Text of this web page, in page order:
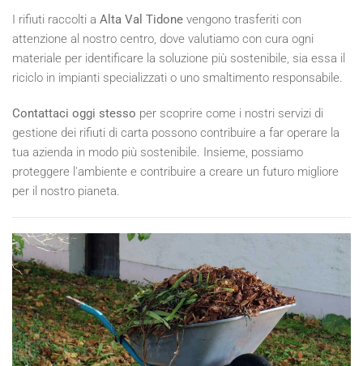
I rifiuti raccolti a Alta Val Tidone vengono trasferiti con
attenzione al nostro centro, dove valutiamo con cura ogni
materiale per identificare la soluzione più sostenibile, sia essa il
riciclo in impianti specializzati o uno smaltimento responsabile.
Contattaci oggi stesso per scoprire come i nostri servizi di
gestione dei rifiuti di carta possono contribuire a far operare la
tua azienda in modo più sostenibile. Insieme, possiamo
proteggere l'ambiente e contribuire a creare un futuro migliore
per il nostro pianeta.